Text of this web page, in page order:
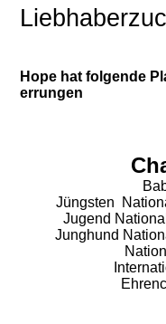
Hope hat folgende
errungen
Jüngsten
Jugend
Junghund